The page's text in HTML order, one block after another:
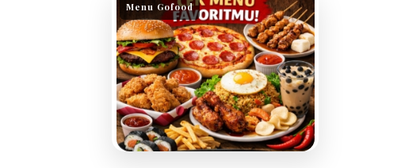
Menu Gofood